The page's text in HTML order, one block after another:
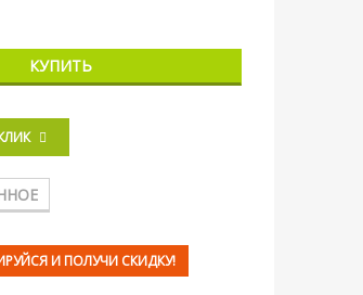
КУПИТЬ
И ПОЛУЧИ СКИДКУ!